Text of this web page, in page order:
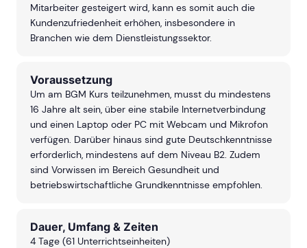
Mitarbeiter gesteigert wird, kann es somit auch die
Kundenzufriedenheit erhöhen, insbesondere in
Branchen wie dem Dienstleistungssektor.
Voraussetzung
Um am BGM Kurs teilzunehmen, musst du mindestens
16 Jahre alt sein, über eine stabile Internetverbindung
und einen Laptop oder PC mit Webcam und Mikrofon
verfügen. Darüber hinaus sind gute Deutschkenntnisse
erforderlich, mindestens auf dem Niveau B2. Zudem
sind Vorwissen im Bereich Gesundheit und
betriebswirtschaftliche Grundkenntnisse empfohlen.
Dauer, Umfang & Zeiten
4 Tage (61 Unterrichtseinheiten)